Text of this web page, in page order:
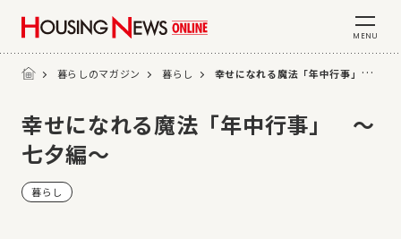
MENU
暮らしのマガジン 暮らし 幸せになれる魔法「年中行事」 ～七
幸せになれる魔法「年中行事」 ～
七夕編～
暮らし